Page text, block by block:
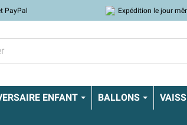
PayPal Expédition le jour
ENFANT BALLONS